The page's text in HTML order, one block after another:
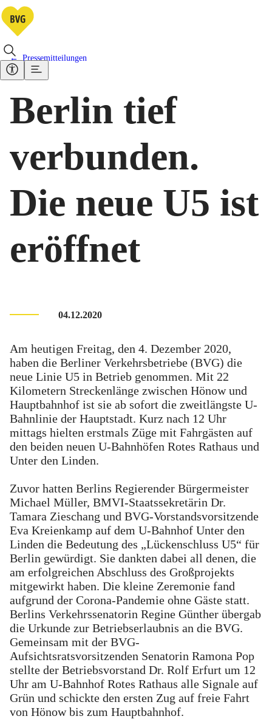
Pressemitteilungen
Berlin tief
verbunden.
Die neue U5 ist
eröffnet
04.12.2020
Am heutigen Freitag, den 4. Dezember 2020,
haben die Berliner Verkehrsbetriebe (BVG) die
neue Linie U5 in Betrieb genommen. Mit 22
Kilometern Streckenlänge zwischen Hönow und
Hauptbahnhof ist sie ab sofort die zweitlängste U-
Bahnlinie der Hauptstadt. Kurz nach 12 Uhr
mittags hielten erstmals Züge mit Fahrgästen auf
den beiden neuen U-Bahnhöfen Rotes Rathaus und
Unter den Linden.
Zuvor hatten Berlins Regierender Bürgermeister
Michael Müller, BMVI-Staatssekretärin Dr.
Tamara Zieschang und BVG-Vorstandsvorsitzende
Eva Kreienkamp auf dem U-Bahnhof Unter den
Linden die Bedeutung des „Lückenschluss U5“ für
Berlin gewürdigt. Sie dankten dabei all denen, die
am erfolgreichen Abschluss des Großprojekts
mitgewirkt haben. Die kleine Zeremonie fand
aufgrund der Corona-Pandemie ohne Gäste statt.
Berlins Verkehrssenatorin Regine Günther übergab
die Urkunde zur Betriebserlaubnis an die BVG.
Gemeinsam mit der BVG-
Aufsichtsratsvorsitzenden Senatorin Ramona Pop
stellte der Betriebsvorstand Dr. Rolf Erfurt um 12
Uhr am U-Bahnhof Rotes Rathaus alle Signale auf
Grün und schickte den ersten Zug auf freie Fahrt
von Hönow bis zum Hauptbahnhof.